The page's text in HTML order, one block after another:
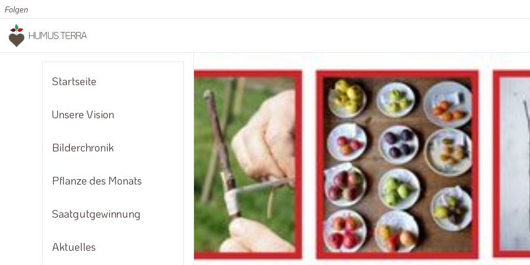
Folgen
HUMUS TERRA
Startseite
Unsere Vision
Bilderchronik
Pflanze des Monats
Saatgutgewinnung
Methode
Aktuelles